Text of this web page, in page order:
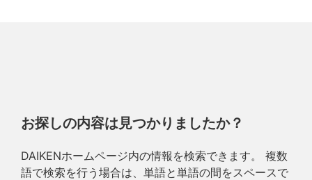
お探しの内容は見つかりましたか？
DAIKENホームページ内の情報を検索できます。 複数
語で検索を行う場合は、単語と単語の間をスペースで